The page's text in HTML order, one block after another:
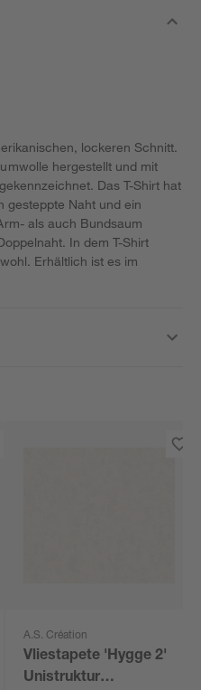
lockeren Schnitt.
hergestellt und mit
Das T-Shirt hat
gesteppte Naht und ein
als auch Bundsaum
In dem T-Shirt
Erhältlich ist es im
A.S. Création
Vliestapete 'Hygge 2'
Unistruktur